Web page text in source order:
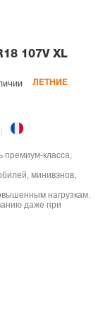
107V XL
ЛЕТНИЕ
премиум-класса,
минивэнов,
нагрузкам.
даже при